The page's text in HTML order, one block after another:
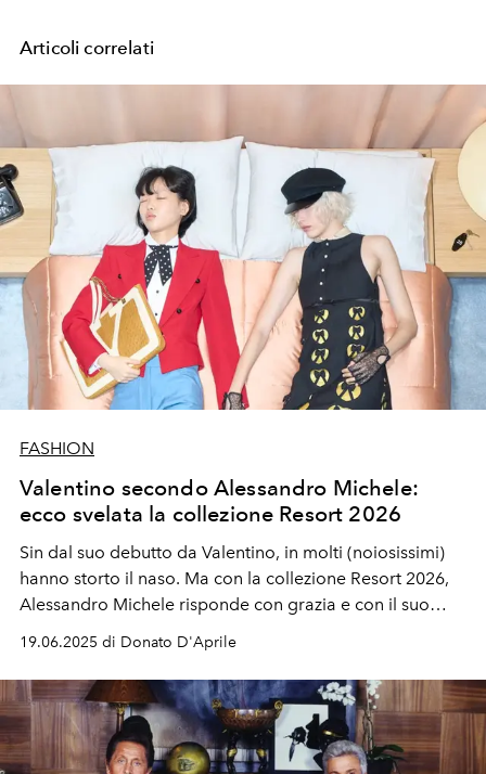
Articoli correlati
FASHION
Valentino secondo Alessandro Michele:
ecco svelata la collezione Resort 2026
Sin dal suo debutto da Valentino, in molti (noiosissimi)
hanno storto il naso. Ma con la collezione Resort 2026,
Alessandro Michele risponde con grazia e con il suo
Proprio così, il suo personalissimo linguaggio
estetico è in grado di parlare (fluentemente) anche la
lingua dell'ultimo imperatore.
19.06.2025 di Donato D'Aprile